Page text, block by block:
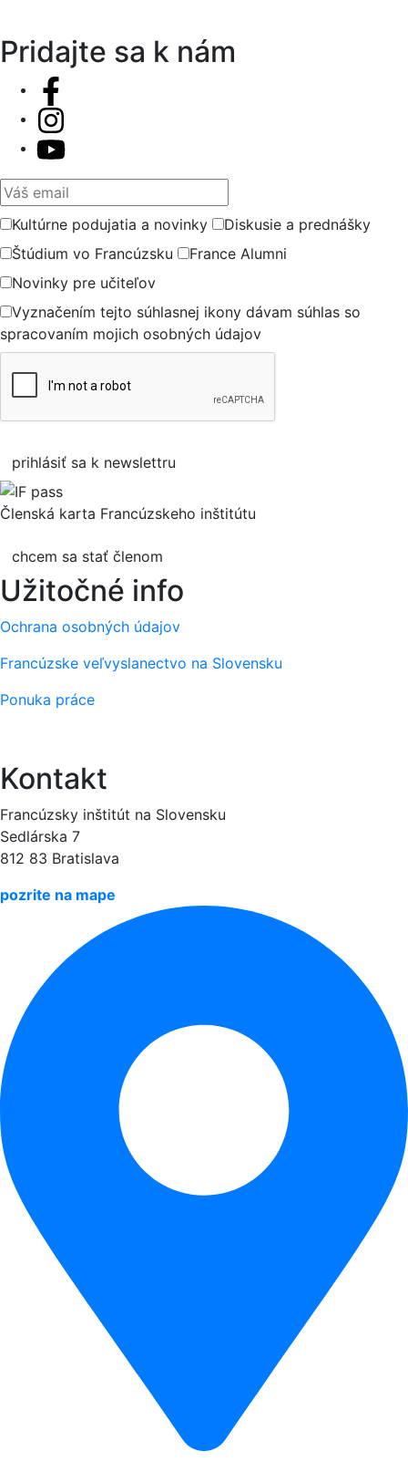
Pridajte sa k nám
Váš email
Kultúrne podujatia a novinky
Diskusie a prednášky
Štúdium vo Francúzsku
France Alumni
Novinky pre učiteľov
Vyznačením tejto súhlasnej ikony dávam súhlas so
spracovaním mojich osobných údajov
prihlásiť sa k newslettru
Členská karta Francúzskeho inštitútu
chcem sa stať členom
Užitočné info
Ochrana osobných údajov
Francúzske veľvyslanectvo na Slovensku
Ponuka práce
Kontakt
Francúzsky inštitút na Slovensku
Sedlárska 7
812 83 Bratislava
pozrite na mape